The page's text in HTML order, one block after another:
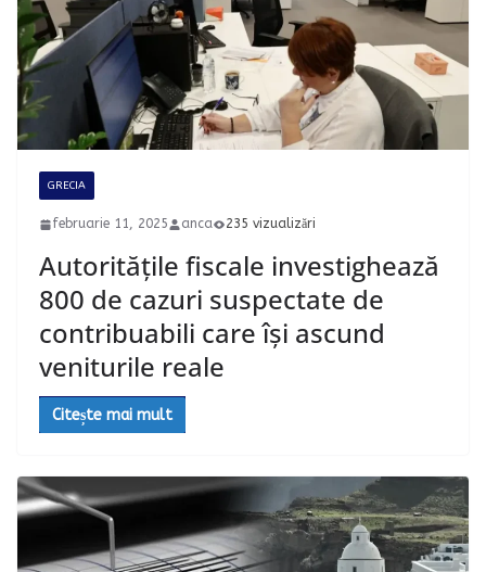
GRECIA
februarie 11, 2025 anca 235 vizualizări
Autoritățile fiscale investighează
800 de cazuri suspectate de
contribuabili care își ascund
veniturile reale
Citește mai mult